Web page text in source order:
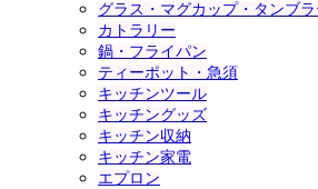
グラス・マグカップ・タンブラ
カトラリー
鍋・フライパン
ティーポット・急須
キッチンツール
キッチングッズ
キッチン収納
キッチン家電
エプロン